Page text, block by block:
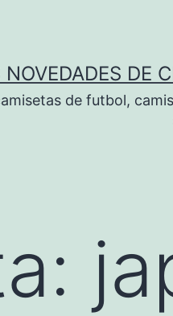
NOVEDADES DE
de futbol,